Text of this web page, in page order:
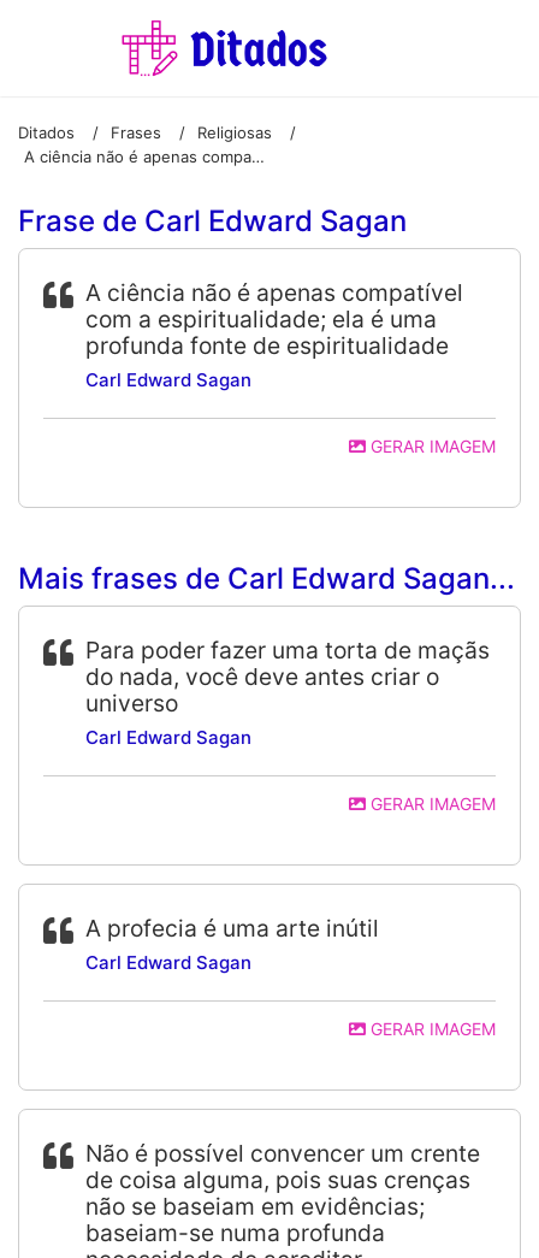
Ditados / Frases / Religiosas
/
A ciência não é apenas compatível com a espiritualidade; ela é uma profunda fonte de espiritualidade
Frase de Carl Edward Sagan
A ciência não é apenas compatível
com a espiritualidade; ela é uma
profunda fonte de espiritualidade
Carl Edward Sagan
GERAR IMAGEM
Mais frases de Carl Edward Sagan...
Para poder fazer uma torta de maçãs
do nada, você deve antes criar o
universo
Carl Edward Sagan
GERAR IMAGEM
A profecia é uma arte inútil
Carl Edward Sagan
GERAR IMAGEM
Não é possível convencer um crente
de coisa alguma, pois suas crenças
não se baseiam em evidências;
baseiam-se numa profunda